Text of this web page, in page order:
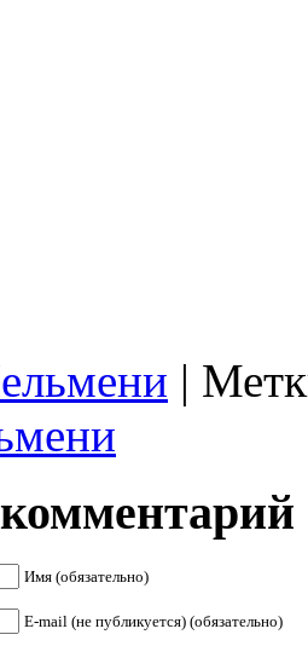
|
Имя (обязательно)
E-mail (не публикуется) (обязательно)